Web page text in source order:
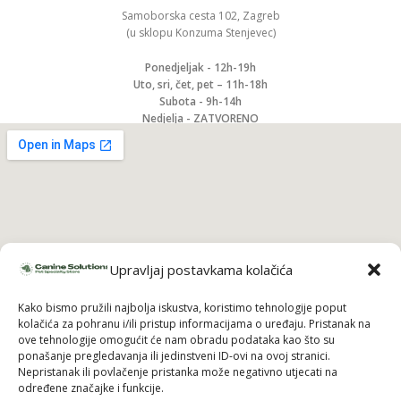
Upravljaj postavkama kolačića
Kako bismo pružili najbolja iskustva, koristimo tehnologije poput
kolačića za pohranu i/ili pristup informacijama o uređaju. Pristanak na
ove tehnologije omogućit će nam obradu podataka kao što su
ponašanje pregledavanja ili jedinstveni ID-ovi na ovoj stranici.
Nepristanak ili povlačenje pristanka može negativno utjecati na
određene značajke i funkcije.
Samoborska cesta 102, Zagreb
(u sklopu Konzuma Stenjevec)
Ponedjeljak - 12h-19h
Uto, sri, čet, pet – 11h-18h
Subota - 9h-14h
Nedjelja - ZATVORENO
Pridruži se i uzmi 10% popusta na prvu